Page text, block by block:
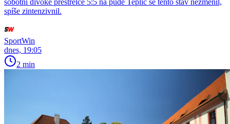
sobotní divoké přestřelce 5:5 na půdě Teplic se tento stav nezměnil,
spíše zintenzivnil.
SportWin
dnes, 19:05
2 min